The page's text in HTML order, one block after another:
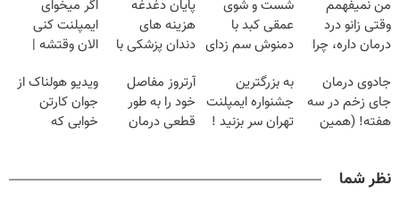
من نمیفهمم
وقتی زانو درد
درمان داره، چرا
تحمل میکنی؟❗
شست و شوی
عمقی کبد با
دمنوش سم زدای
پایان دغدغه
هزینه های
دندان پزشکی با
خانگی
اگر میخوای
ایمپلنت کنی
الان وقتشه |
میلیون تومان!!!
جادوی درمان
جای زخم در سه
هفته! (همین
به بزرگترین
جشنواره ایمپلنت
تهران سر بزنید !
آرتروز مفاصل
خود را به طور
قطعی درمان
ویدیو هولناک از
جوان کارتن
خوابی که
نظر شما